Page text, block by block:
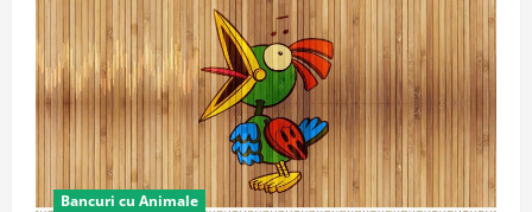
Bancuri cu Animale